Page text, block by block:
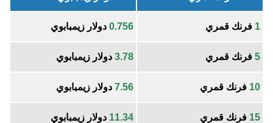
1 فرنك قمري 0.756 دولار زيمبابوي
5 فرنك قمري 3.78 دولار زيمبابوي
10 فرنك قمري 7.56 دولار زيمبابوي
15 فرنك قمري 11.34 دولار زيمبابوي